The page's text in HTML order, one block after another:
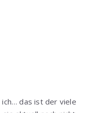
ich… das ist der viele